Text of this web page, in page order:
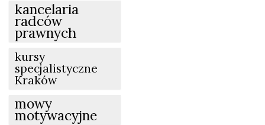
kancelaria
radców
prawnych
kursy
specjalistyczne
Kraków
mowy
motywacyjne